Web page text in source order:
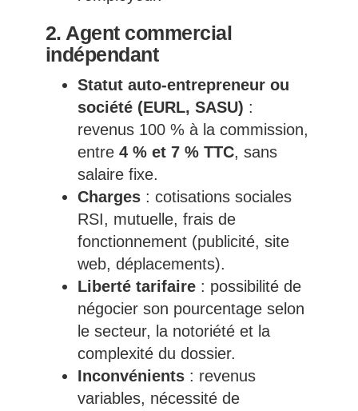
2. Agent commercial
indépendant
Statut auto-entrepreneur ou
société (EURL, SASU) :
revenus 100 % à la commission,
entre 4 % et 7 % TTC, sans
salaire fixe.
Charges: cotisations sociales
RSI, mutuelle, frais de
fonctionnement (publicité, site
web, déplacements).
Liberté tarifaire: possibilité de
négocier son pourcentage selon
le secteur, la notoriété et la
complexité du dossier.
Inconvénients: revenus
variables, nécessité de